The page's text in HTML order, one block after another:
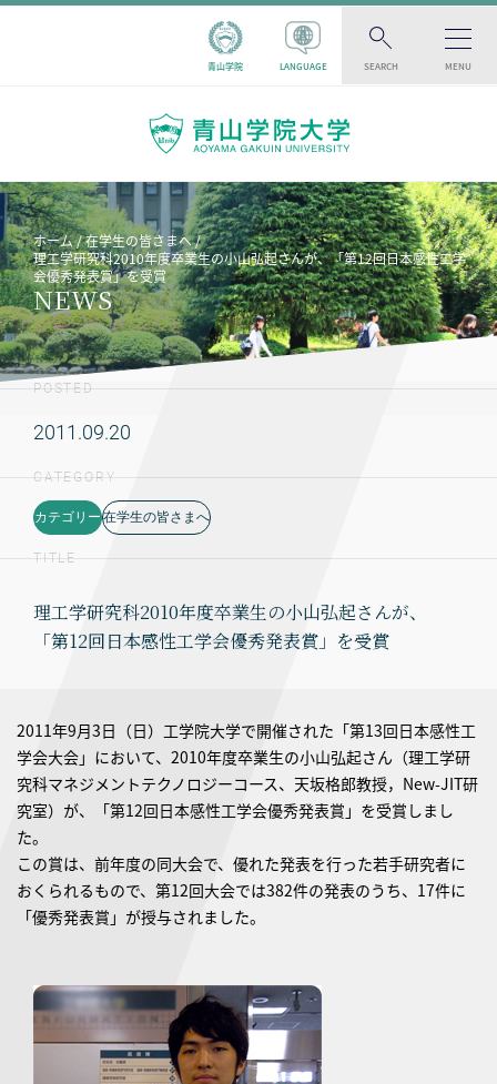
青山学院 LANGUAGE SEARCH MENU
ホーム
在学生の皆さまへ
理工学研究科2010年度卒業生の小山弘起さんが、「第12回日本感性工学
会優秀発表賞」を受賞
NEWS
POSTED
2011.09.20
CATEGORY
カテゴリー 在学生の皆さまへ
TITLE
理工学研究科2010年度卒業生の小山弘起さんが、
「第12回日本感性工学会優秀発表賞」を受賞
2011年9月3日（日）工学院大学で開催された「第13回日本感性工
学会大会」において、2010年度卒業生の小山弘起さん（理工学研
究科マネジメントテクノロジーコース、天坂格郎教授，New-JIT研
究室）が、「第12回日本感性工学会優秀発表賞」を受賞しまし
た。
この賞は、前年度の同大会で、優れた発表を行った若手研究者に
おくられるもので、第12回大会では382件の発表のうち、17件に
「優秀発表賞」が授与されました。